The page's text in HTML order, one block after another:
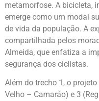
metamorfose. A bicicleta,
emerge como um modal
de vida da população. A
compartilhada pelos
Almeida, que enfatiza a
segurança dos ciclistas.
Além do trecho 1, o
Velho – Camarão) e 3